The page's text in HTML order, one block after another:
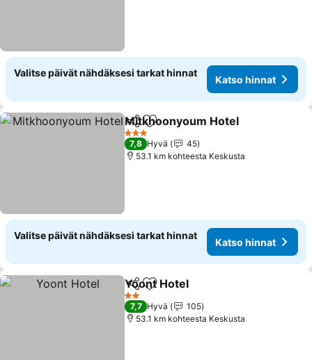
Valitse päivät nähdäksesi tarkat hinnat
Katso hinnat
Jaa Lisää suosikkeihin
Mitkhoonyoum Hotel
3 Tähtiluokitus
7,8 Hyvä
45
53.1 km kohteesta Keskusta
Valitse päivät nähdäksesi tarkat hinnat
Katso hinnat
Jaa Lisää suosikkeihin
Yoont Hotel
2 Tähtiluokitus
7,7 Hyvä
105
53.1 km kohteesta Keskusta